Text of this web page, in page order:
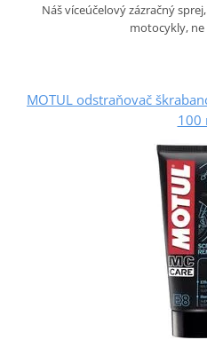
Náš víceúčelový zázračný
motocykly,
MOTUL odstraňovač
100